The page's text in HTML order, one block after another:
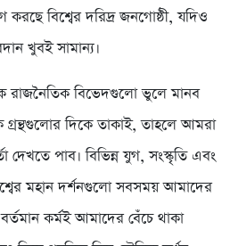
বিশ্বের দরিদ্র জনগোষ্ঠী, যদিও
খুবই সামান্য।
বিভেদগুলো ভুলে মানব
গ্রন্থগুলোর দিকে তাকাই, তাহলে আমরা
দেখতে পাব। বিভিন্ন যুগ, সংস্কৃতি এবং
মহান দর্শনগুলো সবসময় আমাদের
কর্মই আমাদের বেঁচে থাকা